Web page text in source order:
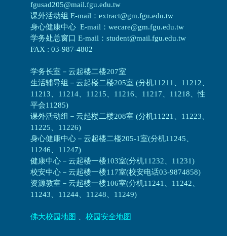
fgusad205@mail.fgu.edu.tw
课外活动组 E-mail：extract@gm.fgu.edu.tw
身心健康中心 E-mail：wecare@gm.fgu.edu.tw
学务处总窗口 E-mail：student@mail.fgu.edu.tw
FAX : 03-987-4802
学务长室－云起楼二楼207室
生活辅导组 － 云起楼二楼205室 (分机11211、11212、
11213、11214、11215、11216、11217、11218、性
平会11285)
课外活动组 － 云起楼二楼208室 (分机11221、11223、
11225、11226)
身心健康中心 － 云起楼二楼205-1室(分机11245、
11246、11247)
健康中心－ 云起楼一楼103室(分机11232、11231)
校安中心－ 云起楼一楼117室(校安电话03-9874858)
资源教室 － 云起楼一楼106室(分机11241、11242、
11243、11244、11248、11249)
佛大校园地图 校园安全地图